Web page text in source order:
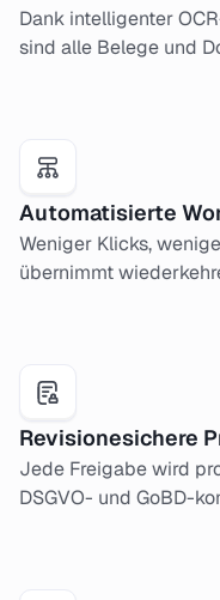
Dank intelligenter
sind alle Belege und
Automatisierte
Weniger Klicks,
übernimmt
Revisionesichere
Jede Freigabe wird
DSGVO- und GoBD-